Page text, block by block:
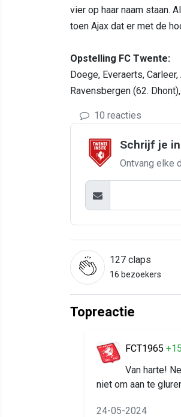
vier op haar naam staan.
toen Ajax dat er met de
Opstelling FC Twente:
Doege, Everaerts,
Ravensbergen (62.
10 reacties
Schrijf je
Ontvang elke
127 claps
16 bezoekers
Topreactie
FCT1965
Van harte!
niet om aan te
24-05-2024